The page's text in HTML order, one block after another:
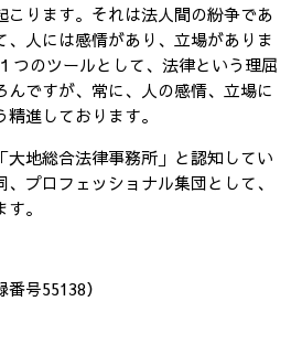
こります。それは法人間の紛争であ
、人には感情があり、立場がありま
つのツールとして、法律という理屈
んですが、常に、人の感情、立場に
進しております。
大地総合法律事務所」と認知してい
プロフェッショナル集団として、
。
号55138）